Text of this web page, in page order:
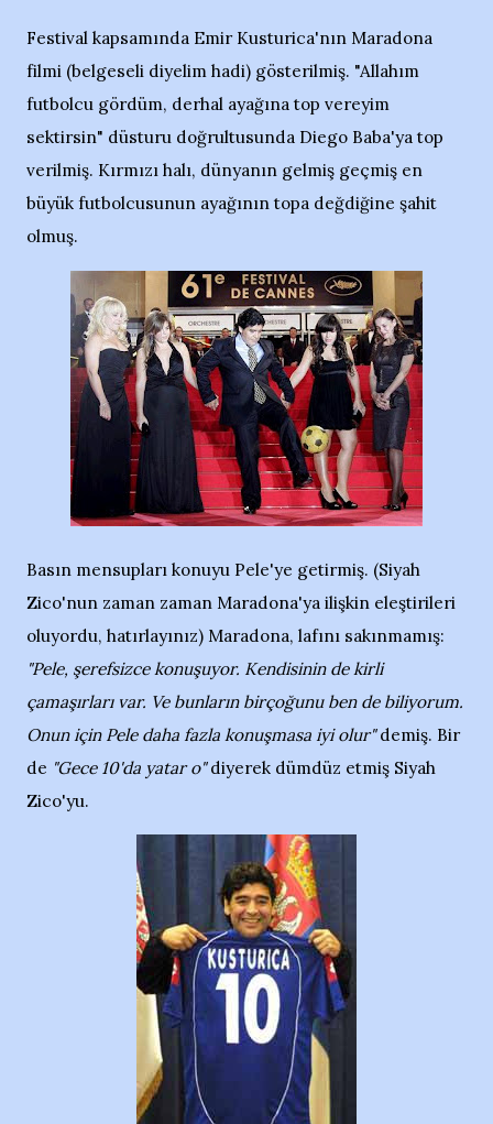
Festival kapsamında Emir Kusturica'nın Maradona
filmi (belgeseli diyelim hadi) gösterilmiş. "Allahım
futbolcu gördüm, derhal ayağına top vereyim
sektirsin" düsturu doğrultusunda Diego Baba'ya top
verilmiş. Kırmızı halı, dünyanın gelmiş geçmiş en
büyük futbolcusunun ayağının topa değdiğine şahit
olmuş.
Basın mensupları konuyu Pele'ye getirmiş. (Siyah
Zico'nun zaman zaman Maradona'ya ilişkin eleştirileri
oluyordu, hatırlayınız) Maradona, lafını sakınmamış:
"Pele, şerefsizce konuşuyor. Kendisinin de kirli
çamaşırları var. Ve bunların birçoğunu ben de biliyorum.
Onun için Pele daha fazla konuşmasa iyi olur"demiş. Bir
de "Gece 10'da yatar o"diyerek dümdüz etmiş Siyah
Zico'yu.